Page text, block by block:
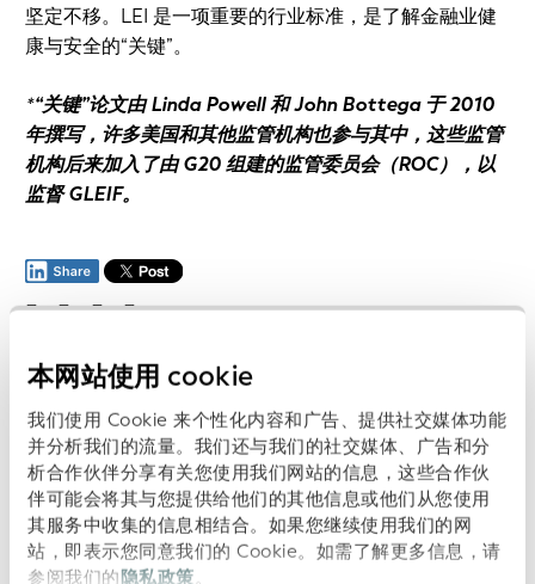
本网站使用 cookie
我们使用 Cookie 来个性化内容和广告、提供社交媒体功能
并分析我们的流量。我们还与我们的社交媒体、广告和分
析合作伙伴分享有关您使用我们网站的信息，这些合作伙
伴可能会将其与您提供给他们的其他信息或他们从您使用
其服务中收集的信息相结合。如果您继续使用我们的网
站，即表示您同意我们的 Cookie。如需了解更多信息，请
参阅我们的隐私政策 。
坚定不移。LEI 是一项重要的行业标准，是了解金融业健
康与安全的“关键”。
*“关键”论文由 Linda Powell 和 John Bottega 于 2010
年撰写，许多美国和其他监管机构也参与其中，这些监管
机构后来加入了由 G20 组建的监管委员会（ROC），以
监督 GLEIF。
上一页
下一页
相关链接:
GLEIF 网站：GLEIF 成立 10 年